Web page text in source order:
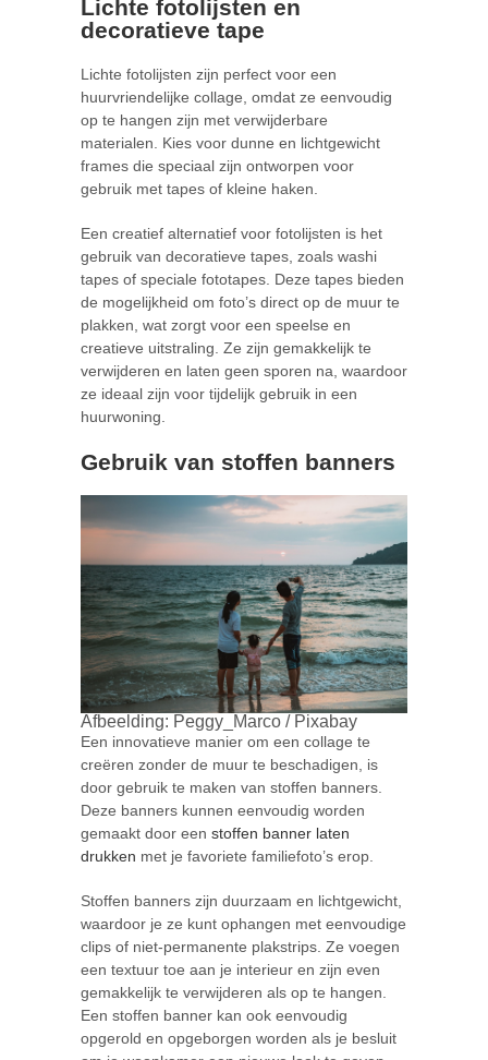
Lichte fotolijsten en
decoratieve tape
Lichte fotolijsten zijn perfect voor een
huurvriendelijke collage, omdat ze eenvoudig
op te hangen zijn met verwijderbare
materialen. Kies voor dunne en lichtgewicht
frames die speciaal zijn ontworpen voor
gebruik met tapes of kleine haken.
Een creatief alternatief voor fotolijsten is het
gebruik van decoratieve tapes, zoals washi
tapes of speciale fototapes. Deze tapes bieden
de mogelijkheid om foto’s direct op de muur te
plakken, wat zorgt voor een speelse en
creatieve uitstraling. Ze zijn gemakkelijk te
verwijderen en laten geen sporen na, waardoor
ze ideaal zijn voor tijdelijk gebruik in een
huurwoning.
Gebruik van stoffen banners
Afbeelding: Peggy_Marco / Pixabay
Een innovatieve manier om een collage te
creëren zonder de muur te beschadigen, is
door gebruik te maken van stoffen banners.
Deze banners kunnen eenvoudig worden
gemaakt door een stoffen banner laten
drukken met je favoriete familiefoto’s erop.
Stoffen banners zijn duurzaam en lichtgewicht,
waardoor je ze kunt ophangen met eenvoudige
clips of niet-permanente plakstrips. Ze voegen
een textuur toe aan je interieur en zijn even
gemakkelijk te verwijderen als op te hangen.
Een stoffen banner kan ook eenvoudig
opgerold en opgeborgen worden als je besluit